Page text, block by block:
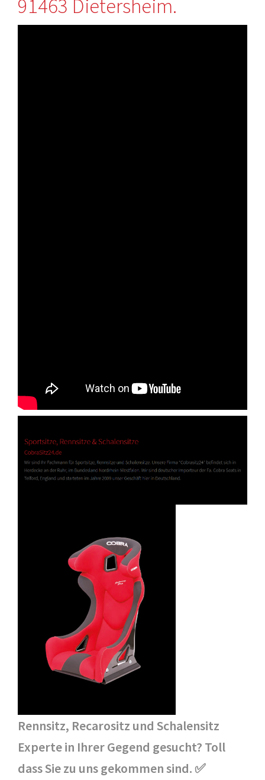
91463 Dietersheim.
Rennsitz, Recarositz und Schalensitz
Experte in Ihrer Gegend gesucht? Toll
dass Sie zu uns gekommen sind. ✅